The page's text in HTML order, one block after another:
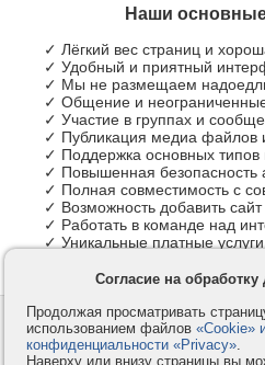
Наши
✓ Лёгкий вес страниц и
✓ Удобный и приятный
✓ Мы не размещаем
✓ Общение и
✓ Участие в группах и
✓ Публикация медиа файлов
✓ Поддержка основных
✓ Повышенная безопасность
✓ Полная совместимость с
✓ Возможность добавить сайт
✓ Работать в команде над
✓ Уникальные платные
Контакты
Компания
Согласие на
Продолжая просматривать
использованием файлов «Cookie»
конфиденциальности «Privacy».
Наверху или внизу страницы вы